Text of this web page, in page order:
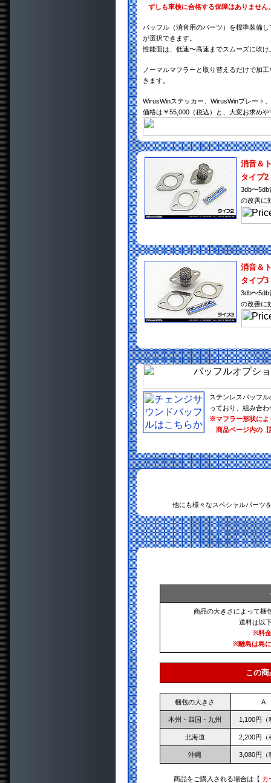
ずしも車検に合格する保障はありませ
バッフル（消音用のパーツ）を標準装備
が選択できます。
性能面は、低速〜高速までスムーズに吹
ノーマルマフラーと取り替えるだけで加
きます。
WirusWinステッカー、WirusWinプレート
価格は￥55,000（税込）と、大変お求め
消音＆
タイプ2
3db〜
の改善に
消音＆
タイプ3
3db〜
の改善に
ステンレスバッフ
っており、組み合
※マフラー形状によ
商品ページ内の【
他にも様々なスペシャルパーツ
商品の大きさによって梱
送料は以
※料
※離島は島
この
梱包の大きさ A
本州・四国・九州 1,100円（
北海道 2,200円（
沖縄 3,080円（
商品をご購入される場合は【 カ